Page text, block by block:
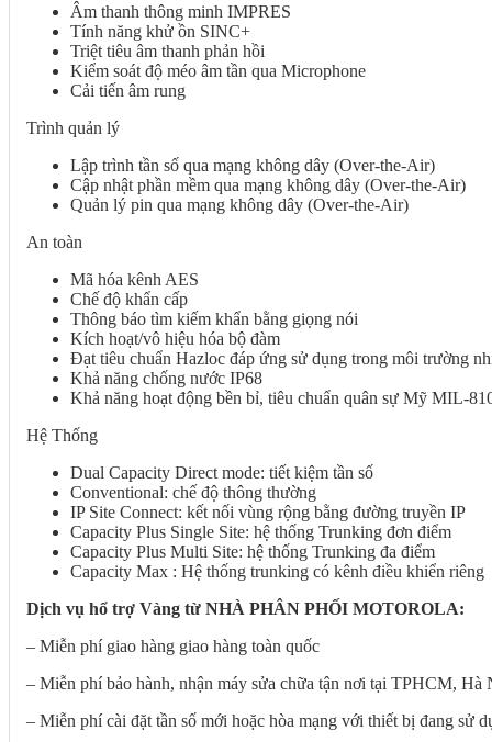
Âm thanh thông minh IMPRES
Tính năng khử ồn SINC+
Triệt tiêu âm thanh phản hồi
Kiểm soát độ méo âm tần qua Microphone
Cải tiến âm rung
Trình quản lý
Lập trình tần số qua mạng không dây (Over-the-Air)
Cập nhật phần mềm qua mạng không dây (Over-the-Air)
Quản lý pin qua mạng không dây (Over-the-Air)
An toàn
Mã hóa kênh AES
Chế độ khẩn cấp
Thông báo tìm kiếm khẩn bằng giọng nói
Kích hoạt/vô hiệu hóa bộ đàm
Đạt tiêu chuẩn Hazloc đáp ứng sử dụng trong môi trường
Khả năng chống nước IP68
Khả năng hoạt động bền bỉ, tiêu chuẩn quân sự Mỹ MIL-
Hệ Thống
Dual Capacity Direct mode: tiết kiệm tần số
Conventional: chế độ thông thường
IP Site Connect: kết nối vùng rộng bằng đường truyền IP
Capacity Plus Single Site: hệ thống Trunking đơn điểm
Capacity Plus Multi Site: hệ thống Trunking đa điểm
Capacity Max : Hệ thống trunking có kênh điều khiển riêng
Dịch vụ hổ trợ Vàng từ NHÀ PHÂN PHỐI MOTOROLA:
– Miễn phí giao hàng giao hàng toàn quốc
– Miễn phí bảo hành, nhận máy sửa chữa tận nơi tại TPHCM, Hà
– Miễn phí cài đặt tần số mới hoặc hòa mạng với thiết bị đang sử